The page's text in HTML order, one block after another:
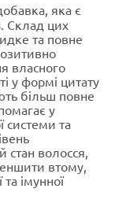
яка є
Склад цих
та повне
власного
у формі цитату
більш повне
у
системи та
стан волосся,
втому,
імунної